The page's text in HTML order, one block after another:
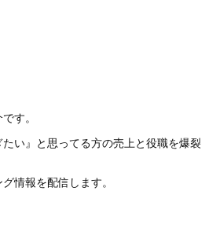
す。
たい』と思ってる方の売上と役職を爆裂
情報を配信します。